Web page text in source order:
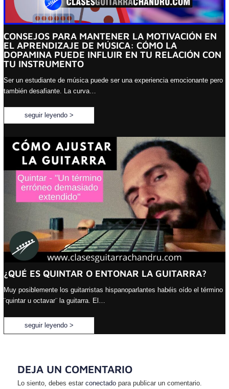
CONSEJOS PARA MANTENER LA MOTIVACIÓN EN
EL APRENDIZAJE DE MÚSICA: CÓMO LA
DOPAMINA PUEDE INFLUIR EN TU RELACIÓN CON
TU INSTRUMENTO
Ser un estudiante de música puede ser una experiencia emocionante pero
también desafiante. La curva…
seguir leyendo >
¿QUÉ ES QUINTAR O ENTONAR LA GUITARRA?
Muy posiblemente los guitarristas hispanoparlantes habéis oído el término
¨quintar u octavar¨ la guitarra. El…
seguir leyendo >
DEJA UN COMENTARIO
Lo siento, debes estarconectado para publicar un comentario.